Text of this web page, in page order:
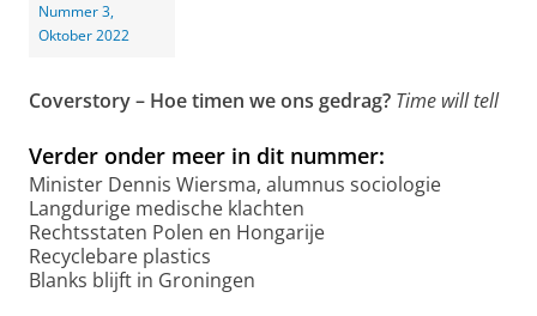
Nummer 3,
Oktober 2022
Coverstory – Hoe timen we ons gedrag? Time will tell
Verder onder meer in dit nummer:
Minister Dennis Wiersma, alumnus sociologie
Langdurige medische klachten
Rechtsstaten Polen en Hongarije
Recyclebare plastics
Blanks blijft in Groningen